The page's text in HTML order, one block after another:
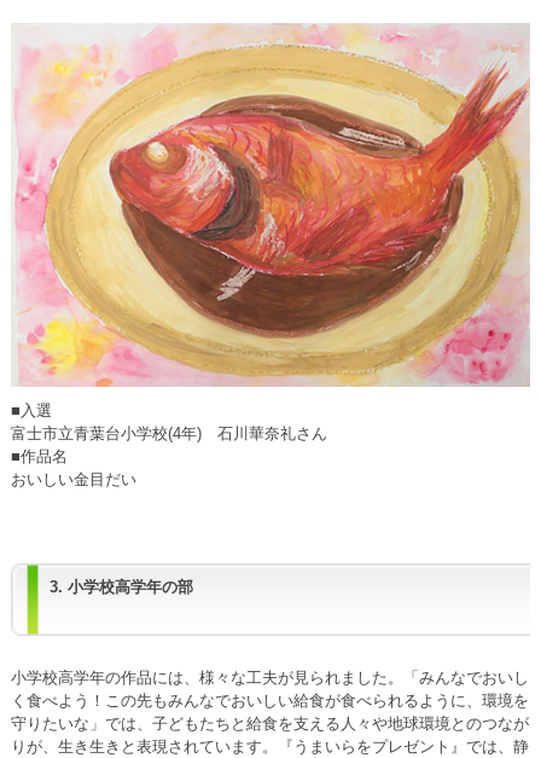
■入選
富士市立青葉台小学校(4年) 石川華奈礼さん
■作品名
おいしい金目だい
3. 小学校高学年の部
小学校高学年の作品には、様々な工夫が見られました。「みんなでおいし
く食べよう！この先もみんなでおいしい給食が食べられるように、環境を
守りたいな」では、子どもたちと給食を支える人々や地球環境とのつなが
りが、生き生きと表現されています。『うまいらをプレゼント』では、静